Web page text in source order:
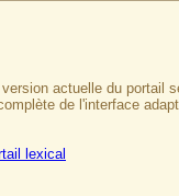
actuelle du portail
de l'interface
lexical